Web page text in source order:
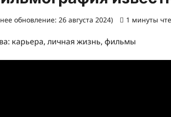
обновление: 26 августа 2024) 1 минуты